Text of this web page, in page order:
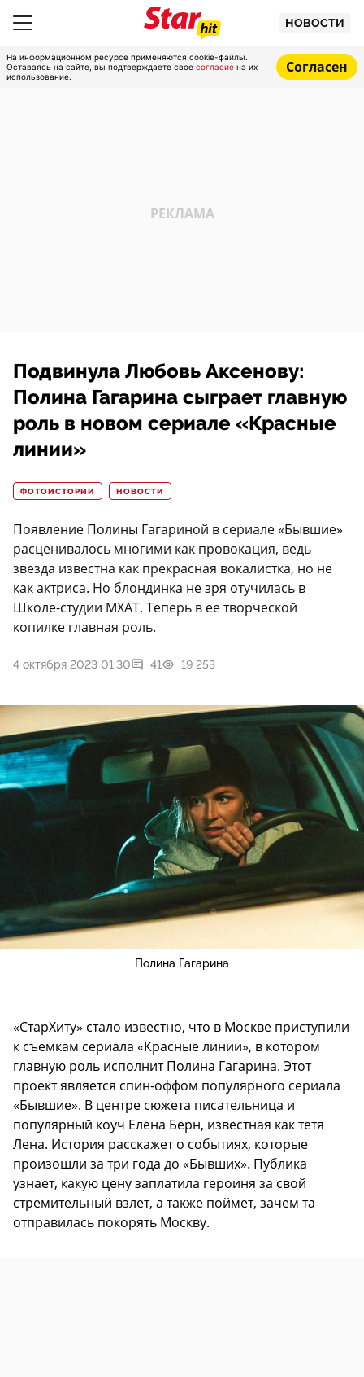
НОВОСТИ
На информационном ресурсе применяются cookie-файлы.
Оставаясь на сайте, вы подтверждаете свое согласие на их
использование.
Согласен
Подвинула Любовь Аксенову:
Полина Гагарина сыграет главную
роль в новом сериале «Красные
линии»
ФОТОИСТОРИИ НОВОСТИ
Появление Полины Гагариной в сериале «Бывшие»
расценивалось многими как провокация, ведь
звезда известна как прекрасная вокалистка, но не
как актриса. Но блондинка не зря отучилась в
Школе-студии МХАТ. Теперь в ее творческой
копилке главная роль.
4 октября 2023 01:30 41 19 253
Полина Гагарина
«СтарХиту» стало известно, что в Москве приступили
к съемкам сериала «Красные линии», в котором
главную роль исполнит Полина Гагарина. Этот
проект является спин-оффом популярного сериала
«Бывшие». В центре сюжета писательница и
популярный коуч Елена Берн, известная как тетя
Лена. История расскажет о событиях, которые
произошли за три года до «Бывших». Публика
узнает, какую цену заплатила героиня за свой
стремительный взлет, а также поймет, зачем та
отправилась покорять Москву.